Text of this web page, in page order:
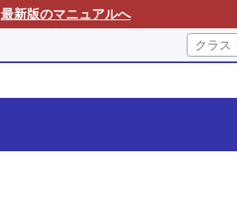
最新版のマニュアルへ